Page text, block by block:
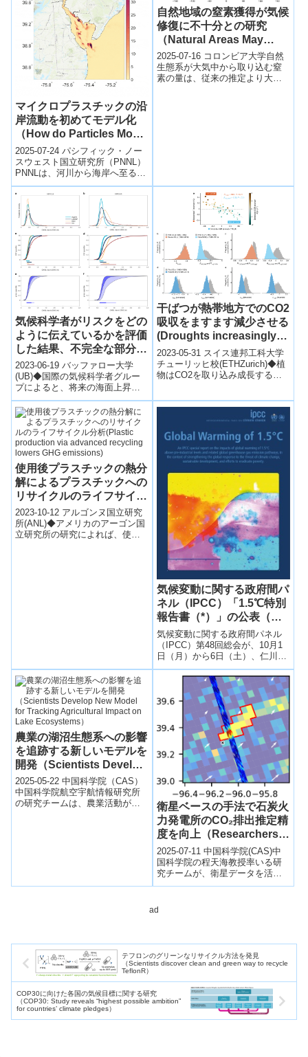
マイクロプラスチックの沿
岸流動を初めてモデル化
（How do Particles Move
Through Rivers to
Coasts?）
2025-07-24 パシフィック・ノー
スウェスト国立研究所（PNNL）
PNNLは、河川から海岸へ至るマ
イクロプラスチックなどの粒子
輸送を再現する初の統合モデ
ル...
自然地域の窒素獲得が気候
修復に不十分との研究
（Natural Areas May
Acquire Too Little
Nitrogen to Repair
Climate）
2025-07-16 コロンビア大学自然
生態系が大気中から取り込む窒
素の量は、従来の推定より大幅
気候科学者がリスクをどの
ように伝えているかを評価
した結果、不完全な部分と
改善点が見られた
(Assessment of how
climate scientists
communicate risk shows
imperfections,
improvements)
2023-06-19 バッファロー大学
(UB)◆国際の気候科学者グルー
プによると、将来の海面上昇に
関する情報をより明確に伝える
方法が改善されてきていると報
告され...
干ばつが熱帯地方でのCO2
吸収をますます減少させる
(Droughts increasingly
reduce CO2 uptake in the
tropics)
2023-05-31 スイス連邦工科大学
チューリッヒ校(ETHZurich)◆植
物はCO2を取り込み成長する
使用後プラスチックの熱分
解によるプラスチックへの
リサイクルのライフサイク
ル分析(Plastic production
via advanced recycling
lowers GHG emissions)
2023-10-12 アルゴンヌ国立研究
所(ANL)◆アメリカのアーゴン国
立研究所の研究によれば、使用
気候変動に関する政府間パ
ネル（IPCC）「1.5℃特別
報告書（*）」の公表（第
48回総会の結果）につい
て
気候変動に関する政府間パネル
（IPCC）第48回総会が、10月1
日（月）から6日（土）、仁川
（韓国）において開催された。
今次総会では、IPCC1.5℃特別報
告書の政策決定者向け要約
（SPM）が承認されるととも
に、報告書本編が受諾された。
農業の湖沼生態系への影響
を追跡する新しいモデルを
開発（Scientists Develop
New Model for Tracking
Agricultural Impact on
Lake Ecosystems）
2025-05-22 中国科学院（CAS）
中国科学院航空宇航情報研究所
の研究チームは、農業活動が乾
衛星ベースの手法で石炭火
力発電所のCO₂排出推定精
度を向上（Researchers
Develop Satellite-Based
Method to Boost
Accuracy of Coal Plant
CO2 Emission
2025-07-11 中国科学院(CAS)中
国科学院の程天海教授率いる研
究チームが、衛星データを活用
し石炭火力発電所のCO2排出量
「PC...
ad
テフロンのグリーンなリサイクル方法を発見
（Scientists discover clean and green way to recycle
TeflonR）
COP30に向けた各国の気候目標に関する研究
（COP30: Study reveals “highest possible ambition”
for countries’ climate pledges）